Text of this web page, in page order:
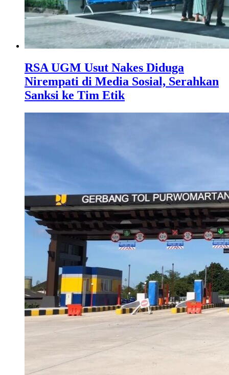
RSA UGM Usut Nakes Diduga
Nirempati di Media Sosial, Serahkan
Sanksi ke Tim Etik